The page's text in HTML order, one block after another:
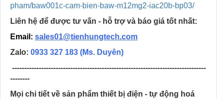
pham/baw001c-cam-bien-baw-m12mg2-iac20b-bp03/
Liên hệ để được tư vấn - hỗ trợ và báo giá tốt nhất:
Email: sales01@tienhungtech.com
Zalo: 0933 327 183 (Ms. Duyên)
--------------------------------------------------------------------------------
--------
Mọi chi tiết về sản phẩm thiết bị điện - tự động hoá